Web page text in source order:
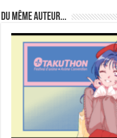
Du même auteur...